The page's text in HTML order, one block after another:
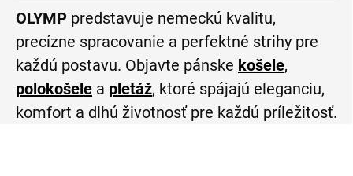
OLYMP predstavuje nemeckú kvalitu,
precízne spracovanie a perfektné strihy pre
každú postavu. Objavte pánske košele,
polokošele a pletáž, ktoré spájajú eleganciu,
komfort a dlhú životnosť pre každú príležitosť.